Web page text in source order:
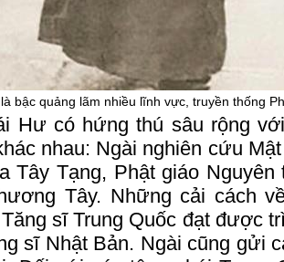
bậc quảng lãm nhiều lĩnh vực, truyền thống
Hư có hứng thú sâu rộng
nhau: Ngài nghiên cứu
Tây Tạng, Phật giáo Nguyên
Tây. Những cải cách
sĩ Trung Quốc đạt được
sĩ Nhật Bản. Ngài cũng gửi